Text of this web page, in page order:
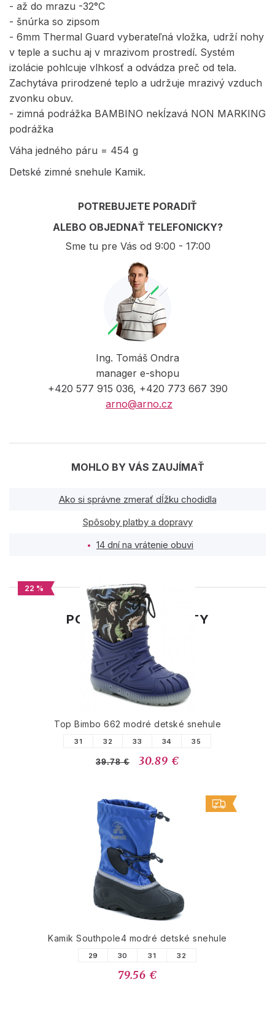
- až do mrazu -32°C
- šnúrka so zipsom
- 6mm Thermal Guard vyberateľná vložka, udrží nohy
v teple a suchu aj v mrazivom prostredí. Systém
izolácie pohlcuje vlhkosť a odvádza preč od tela.
Zachytáva prirodzené teplo a udržuje mrazivý vzduch
zvonku obuv.
- zimná podrážka BAMBINO nekĺzavá NON MARKING
podrážka
Váha jedného páru = 454 g
Detské zimné snehule Kamik.
POTREBUJETE PORADIŤ
ALEBO OBJEDNAŤ TELEFONICKY?
Sme tu pre Vás od 9:00 - 17:00
Ing. Tomáš Ondra
manager e-shopu
+420 577 915 036, +420 773 667 390
arno@arno.cz
MOHLO BY VÁS ZAUJÍMAŤ
Ako si správne zmerať dĺžku chodidla
Spôsoby platby a dopravy
14 dní na vrátenie obuvi
PODOBNÉ PRODUKTY
22 %
Top Bimbo 662 modré detské snehule
31 32 33 34 35
39.78 € 30.89 €
Kamik Southpole4 modré detské snehule
29 30 31 32
79.56 €